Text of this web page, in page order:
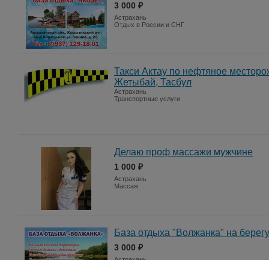
3 000 ₽
Астрахань
Отдых в России и СНГ
Такси Актау по нефтяное
Жетыбай, Тасбул
Астрахань
Транспортные услуги
Делаю проф массажи мужчине
1 000 ₽
Астрахань
Массаж
Бaза отдыха "Bолжaнка" на
3 000 ₽